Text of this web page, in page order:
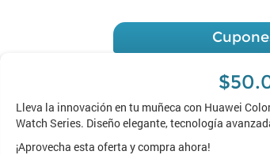
Lleva la innovación en tu muñeca con Huawei
Watch Series. Diseño elegante, tecnología
¡Aprovecha esta oferta y compra ahora!